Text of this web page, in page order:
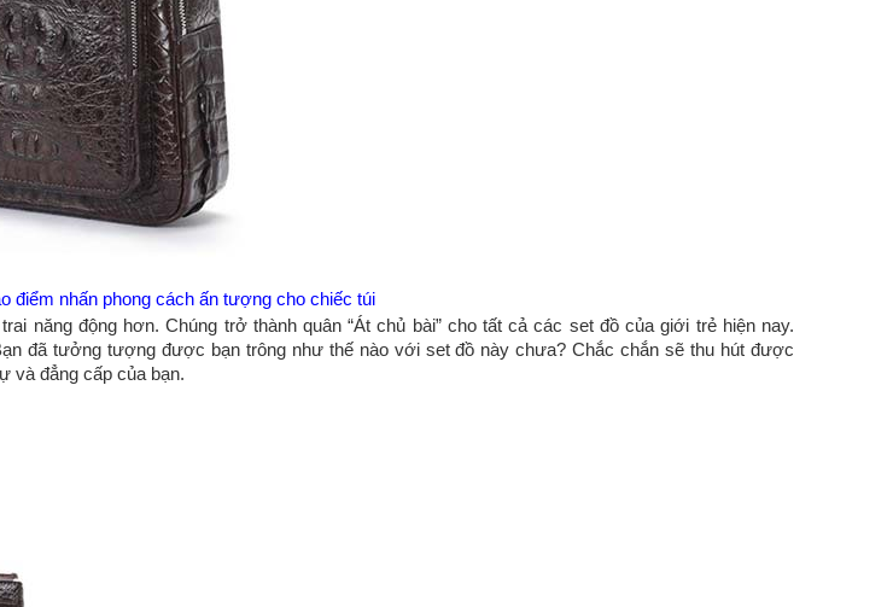
điểm nhấn phong cách ấn tượng cho chiếc túi
năng động hơn. Chúng trở thành quân “Át chủ bài” cho tất cả các set đồ của giới trẻ hiện nay.
đã tưởng tượng được bạn trông như thế nào với set đồ này chưa? Chắc chắn sẽ thu hút được
và đẳng cấp của bạn.